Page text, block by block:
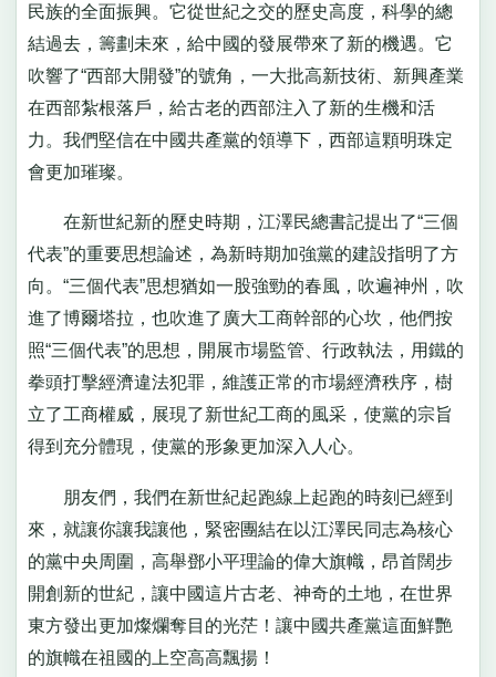
民族的全面振興。它從世紀之交的歷史高度，科學的總
結過去，籌劃未來，給中國的發展帶來了新的機遇。它
吹響了“西部大開發”的號角，一大批高新技術、新興產業
在西部紮根落戶，給古老的西部注入了新的生機和活
力。我們堅信在中國共產黨的領導下，西部這顆明珠定
會更加璀璨。
在新世紀新的歷史時期，江澤民總書記提出了“三個
代表”的重要思想論述，為新時期加強黨的建設指明了方
向。“三個代表”思想猶如一股強勁的春風，吹遍神州，吹
進了博爾塔拉，也吹進了廣大工商幹部的心坎，他們按
照“三個代表”的思想，開展市場監管、行政執法，用鐵的
拳頭打擊經濟違法犯罪，維護正常的市場經濟秩序，樹
立了工商權威，展現了新世紀工商的風采，使黨的宗旨
得到充分體現，使黨的形象更加深入人心。
朋友們，我們在新世紀起跑線上起跑的時刻已經到
來，就讓你讓我讓他，緊密團結在以江澤民同志為核心
的黨中央周圍，高舉鄧小平理論的偉大旗幟，昂首闊步
開創新的世紀，讓中國這片古老、神奇的土地，在世界
東方發出更加燦爛奪目的光茫！讓中國共產黨這面鮮艷
的旗幟在祖國的上空高高飄揚！